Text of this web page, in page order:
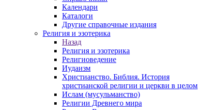
Календари
Каталоги
Другие справочные издания
Религия и эзотерика
Назад
Религия и эзотерика
Религиоведение
Иудаизм
Христианство. Библия. История
христианской религии и церкви в целом
Ислам (мусульманство)
Религии Древнего мира